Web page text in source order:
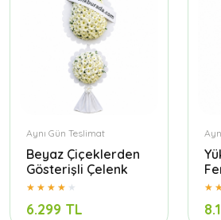
Aynı Gün Teslimat
Beyaz Çiçeklerden
Gösterişli Çelenk
6.299 TL